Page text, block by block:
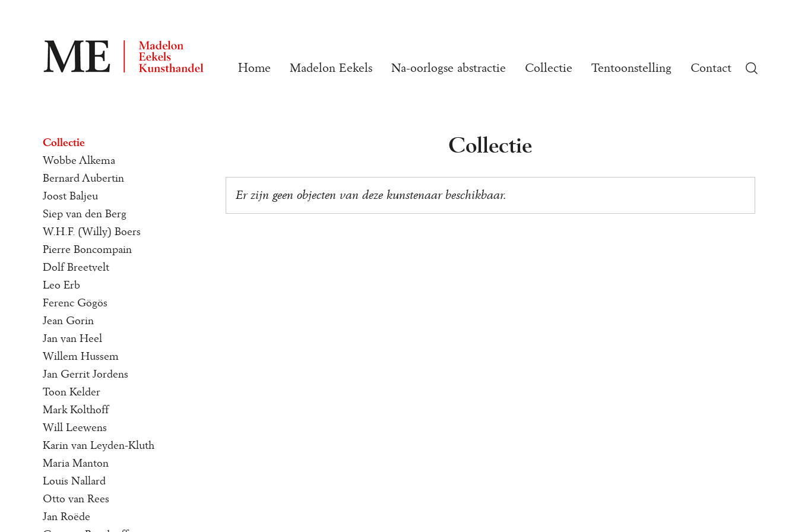
Home Madelon Eekels Na-oorlogse abstractie Collectie Tentoonstelling Contact
Collectie
Wobbe Alkema
Bernard Aubertin
Joost Baljeu
Siep van den Berg
W.H.F. (Willy) Boers
Pierre Boncompain
Dolf Breetvelt
Leo Erb
Ferenc Gögös
Jean Gorin
Jan van Heel
Willem Hussem
Jan Gerrit Jordens
Toon Kelder
Mark Kolthoff
Will Leewens
Karin van Leyden-Kluth
Maria Manton
Louis Nallard
Otto van Rees
Jan Roëde
Collectie
Er zijn geen objecten van deze kunstenaar beschikbaar.